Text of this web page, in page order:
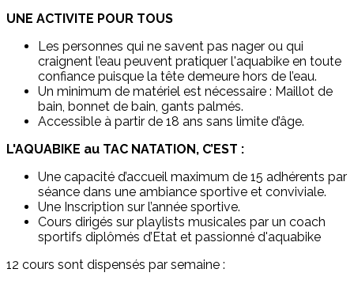
UNE ACTIVITE POUR TOUS
Les personnes qui ne savent pas nager ou qui
craignent l’eau peuvent pratiquer l'aquabike en toute
confiance puisque la tête demeure hors de l’eau.
Un minimum de matériel est nécessaire : Maillot de
bain, bonnet de bain, gants palmés.
Accessible à partir de 18 ans sans limite d’âge.
L'AQUABIKE au TAC NATATION, C’EST :
Une capacité d’accueil maximum de 15 adhérents par
séance dans une ambiance sportive et conviviale.
Une Inscription sur l’année sportive.
Cours dirigés sur playlists musicales par un coach
sportifs diplômés d’Etat et passionné d'aquabike
12 cours sont dispensés par semaine :